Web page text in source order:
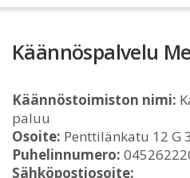
Käännöspalvelu
Käännöstoimiston nimi:
paluu
Osoite: Penttilänkatu 12 G
Puhelinnumero:
Sähköpostiosoite: